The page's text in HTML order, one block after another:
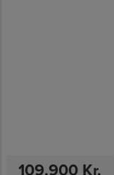
109.900 Kr.